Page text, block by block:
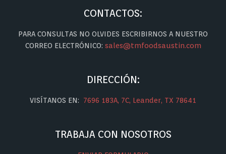
CONTACTOS:
PARA CONSULTAS NO OLVIDES ESCRIBIRNOS A NUESTRO
CORREO ELECTRÓNICO: sales@tmfoodsaustin.com
DIRECCIÓN:
VISÍTANOS EN: 7696 183A, 7C, Leander, TX 78641
TRABAJA CON NOSOTROS